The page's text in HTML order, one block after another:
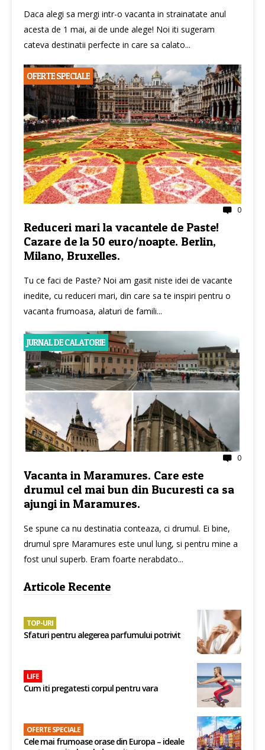
Daca alegi sa mergi intr-o vacanta in strainatate anul
acesta de 1 mai, ai de unde alege! Noi iti sugeram
cateva destinatii perfecte in care sa calato...
OFERTE SPECIALE
0
Reduceri mari la vacantele de Paste!
Cazare de la 50 euro/noapte. Berlin,
Milano, Bruxelles.
Tu ce faci de Paste? Noi am gasit niste idei de vacante
inedite, cu reduceri mari, din care sa te inspiri pentru o
vacanta frumoasa, alaturi de famili...
JURNAL DE CALATORIE
0
Vacanta in Maramures. Care este
drumul cel mai bun din Bucuresti ca sa
ajungi in Maramures.
Se spune ca nu destinatia conteaza, ci drumul. Ei bine,
drumul spre Maramures este unul lung, si pentru mine a
fost unul superb. Eram foarte nerabdato...
Articole Recente
TOP-URI
Sfaturi pentru alegerea parfumului potrivit
LIFE
Cum iti pregatesti corpul pentru vara
OFERTE SPECIALE
Cele mai frumoase orase din Europa – ideale